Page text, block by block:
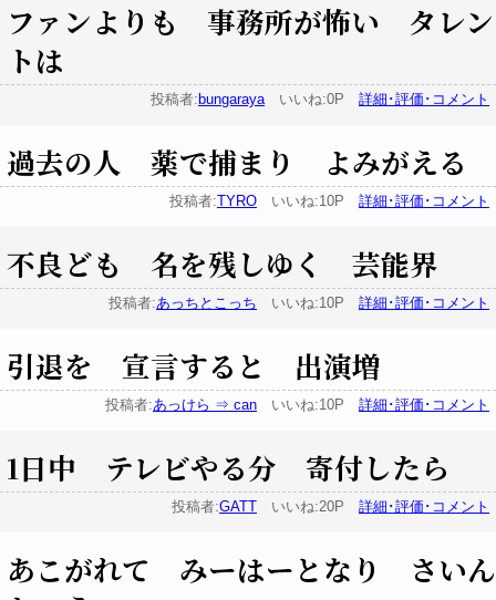
ファンよりも 事務所が怖い タレン
トは
投稿者: bungarayaいいね:0P 詳細･評価･コメント
過去の人 薬で捕まり よみがえる
投稿者:TYRO いいね:10P 詳細･評価･コメント
不良ども 名を残しゆく 芸能界
投稿者:あっちとこっち いいね:10P 詳細･評価･コメント
引退を 宣言すると 出演増
投稿者:あっけら ⇒ can いいね:10P 詳細･評価･コメント
1日中 テレビやる分 寄付したら
投稿者:GATT いいね:20P 詳細･評価･コメント
あこがれて みーはーとなり さいん